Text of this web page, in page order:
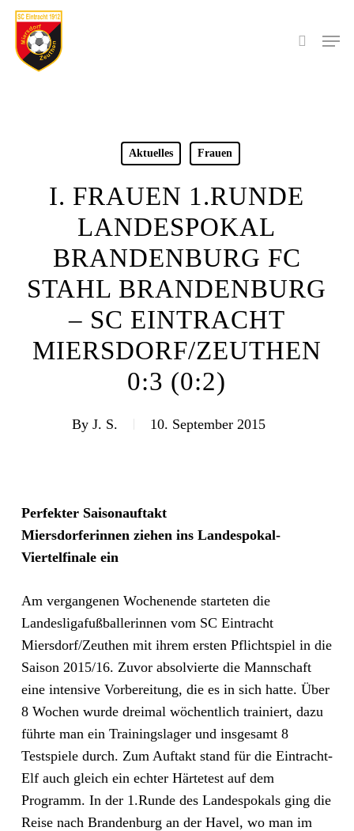
Skip
main
content
search
Menu
Aktuelles Frauen
I. FRAUEN 1.RUNDE
LANDESPOKAL
BRANDENBURG FC
STAHL BRANDENBURG
– SC EINTRACHT
MIERSDORF/ZEUTHEN
0:3 (0:2)
By J. S. 10. September 2015
Perfekter Saisonauftakt
Miersdorferinnen ziehen ins Landespokal-
Viertelfinale ein
Am vergangenen Wochenende starteten die
Landesligafußballerinnen vom SC Eintracht
Miersdorf/Zeuthen mit ihrem ersten Pflichtspiel in die
Saison 2015/16. Zuvor absolvierte die Mannschaft
eine intensive Vorbereitung, die es in sich hatte. Über
8 Wochen wurde dreimal wöchentlich trainiert, dazu
führte man ein Trainingslager und insgesamt 8
Testspiele durch. Zum Auftakt stand für die Eintracht-
Elf auch gleich ein echter Härtetest auf dem
Programm. In der 1.Runde des Landespokals ging die
Reise nach Brandenburg an der Havel, wo man im